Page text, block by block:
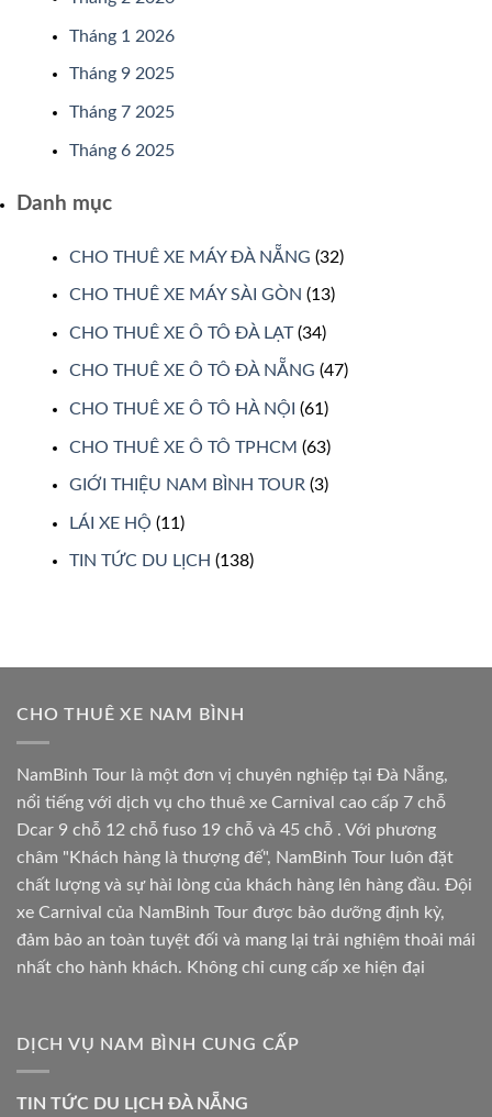
Tháng 1 2026
Tháng 9 2025
Tháng 7 2025
Tháng 6 2025
Danh mục
CHO THUÊ XE MÁY ĐÀ NẴNG (32)
CHO THUÊ XE MÁY SÀI GÒN (13)
CHO THUÊ XE Ô TÔ ĐÀ LẠT(34)
CHO THUÊ XE Ô TÔ ĐÀ NẴNG (47)
CHO THUÊ XE Ô TÔ HÀ NỘI (61)
CHO THUÊ XE Ô TÔ TPHCM (63)
GIỚI THIỆU NAM BÌNH TOUR (3)
LÁI XE HỘ (11)
TIN TỨC DU LỊCH (138)
CHO THUÊ XE NAM BÌNH
NamBinh Tour là một đơn vị chuyên nghiệp tại Đà Nẵng,
nổi tiếng với dịch vụ cho thuê xe Carnival cao cấp 7 chỗ
Dcar 9 chỗ 12 chỗ fuso 19 chỗ và 45 chỗ . Với phương
châm "Khách hàng là thượng đế", NamBinh Tour luôn đặt
chất lượng và sự hài lòng của khách hàng lên hàng đầu. Đội
xe Carnival của NamBinh Tour được bảo dưỡng định kỳ,
đảm bảo an toàn tuyệt đối và mang lại trải nghiệm thoải mái
nhất cho hành khách. Không chỉ cung cấp xe hiện đại
DỊCH VỤ NAM BÌNH CUNG CẤP
TIN TỨC DU LỊCH ĐÀ NẴNG